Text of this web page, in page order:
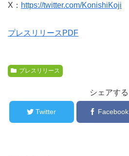
X： https://twitter.com/KonishiKoji
プレスリリースPDF
プレスリリース
シェアする
Twitter Facebook